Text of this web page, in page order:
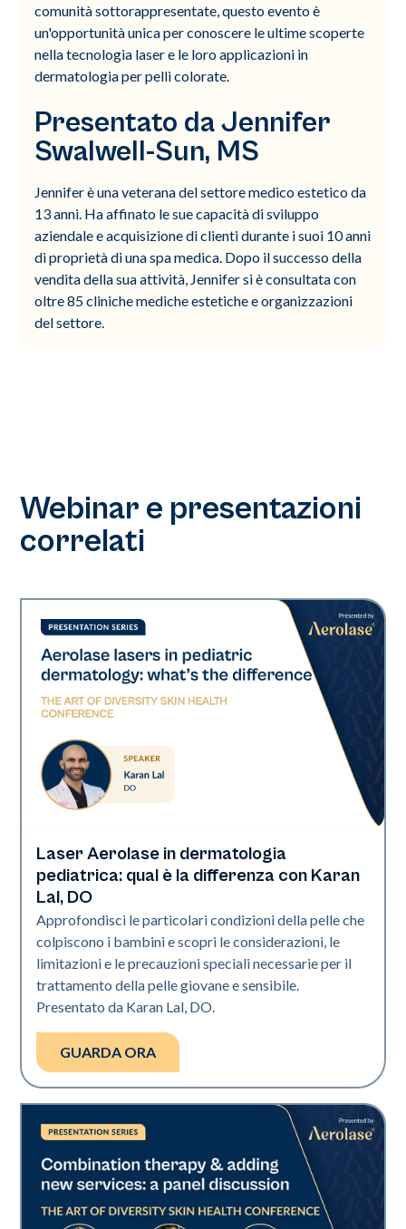
comunità sottorappresentate, questo evento è
un'opportunità unica per conoscere le ultime scoperte
nella tecnologia laser e le loro applicazioni in
dermatologia per pelli colorate.
Presentato da Jennifer
Swalwell-Sun, MS
Jennifer è una veterana del settore medico estetico da
13 anni. Ha affinato le sue capacità di sviluppo
aziendale e acquisizione di clienti durante i suoi 10 anni
di proprietà di una spa medica. Dopo il successo della
vendita della sua attività, Jennifer si è consultata con
oltre 85 cliniche mediche estetiche e organizzazioni
del settore.
Webinar e presentazioni
correlati
Art of Diversity
Laser Aerolase in dermatologia
pediatrica: qual è la differenza con Karan
Lal, DO
Approfondisci le particolari condizioni della pelle che
colpiscono i bambini e scopri le considerazioni, le
limitazioni e le precauzioni speciali necessarie per il
trattamento della pelle giovane e sensibile.
Presentato da Karan Lal, DO.
GUARDA ORA